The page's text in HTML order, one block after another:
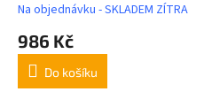
Na objednávku - SKLADEM ZÍTRA
986 Kč
Do košíku